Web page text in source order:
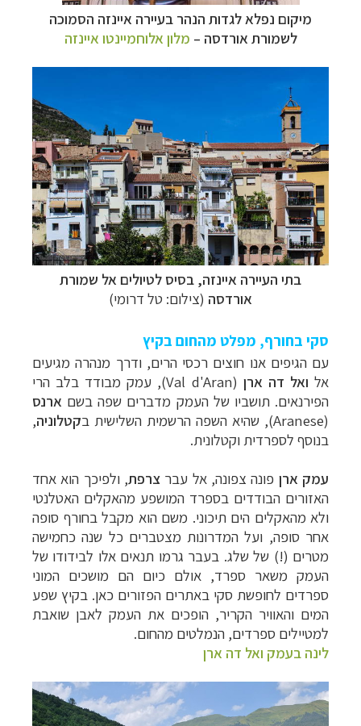
מיקום נפלא לגדות הנהר בעיירה איינזה הסמוכה
לשמורת אורדסה – מלון אלוחמיינטו איינזה
בתי העיירה איינזה, בסיס לטיולים אל שמורת
אורדסה (צילום: טל דרומי)
סקי בחורף, מפלט מהחום בקיץ
עם הגיפים אנו חוצים רכסי הרים, ודרך מנהרה מגיעים
אל ואל דה ארן (
Val d'Aran), עמק מבודד בלב הרי
הפירנאים. תושביו של העמק מדברים שפה בשם ארנס
(
Aranese), שהיא השפה הרשמית השלישית בקטלוניה,
בנוסף לספרדית וקטלונית.
עמק ארן פונה צפונה, אל עבר צרפת, ולפיכך הוא אחד
האזורים הבודדים בספרד המושפע מהאקלים האטלנטי
ולא מהאקלים הים תיכוני. משם הוא מקבל בחורף סופה
אחר סופה, ועל המדרונות מצטברים כל שנה כחמישה
מטרים (!) של שלג. בעבר גרמו תנאים אלו לבידודו של
העמק משאר ספרד, אולם כיום הם מושכים המוני
ספרדים לחופשת סקי באתרים הפזורים כאן. בקיץ שפע
המים והאוויר הקריר, הופכים את העמק לאבן שואבת
למטיילים ספרדים, הנמלטים מהחום.
לינה בעמק ואל דה ארן